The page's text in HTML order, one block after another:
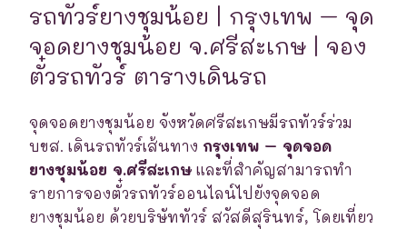
รถทัวร์ยางชุมน้อย | กรุงเทพ – จุด
จอดยางชุมน้อย จ.ศรีสะเกษ | จอง
ตั๋วรถทัวร์ ตารางเดินรถ
จุดจอดยางชุมน้อย จังหวัดศรีสะเกษมีรถทัวร์ร่วม
บขส. เดินรถทัวร์เส้นทาง กรุงเทพ – จุดจอด
ยางชุมน้อย จ.ศรีสะเกษ และที่สำคัญสามารถทำ
รายการจองตั๋วรถทัวร์ออนไลน์ไปยังจุดจอด
ยางชุมน้อย ด้วยบริษัททัวร์ สวัสดีสุรินทร์, โดยเที่ยว